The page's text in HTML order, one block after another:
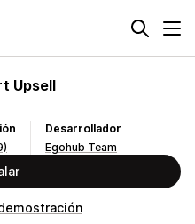
Upsell
Desarrollador
Egohub Team